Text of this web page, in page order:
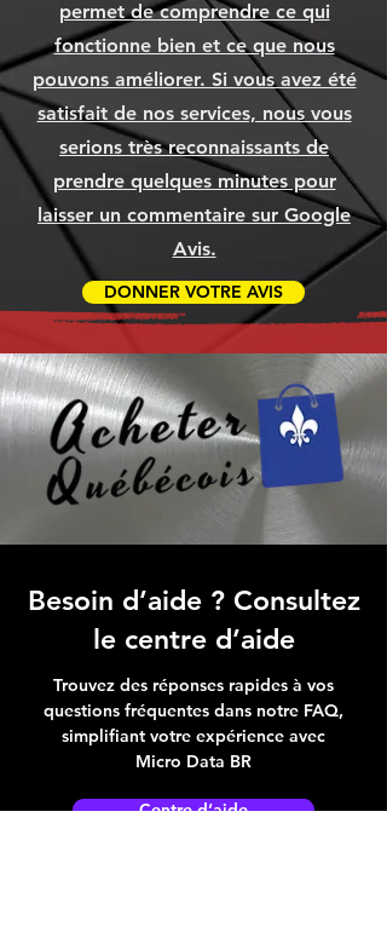
Ajouter au panier
Prix
69,99 $
Ajouter au panier
Prix
69,99 $
Ajouter au panier
Prix
69,99 $
Ajouter au panier
Prix
69,99 $
Ajouter au panier
[COMMANDE]
Prix
79,99 $
Ajouter au panier
[COMMANDE]
Prix
79,99 $
Ajouter au panier
Prix
79,99 $
Ajouter au panier
Prix
69,99 $
Ajouter au panier
WIN11
Prix
1 049,99 $
Ajouter au panier
Ajouter au panier
Ajouter au panier
permet de comprendre ce qui
fonctionne bien et ce que nous
pouvons améliorer. Si vous avez été
satisfait de nos services, nous vous
serions très reconnaissants de
prendre quelques minutes pour
laisser un commentaire sur Google
Avis.
DONNER VOTRE AVIS
Besoin d’aide ? Consultez
le centre d’aide
Trouvez des réponses rapides à vos
questions fréquentes dans notre FAQ,
simplifiant votre expérience avec
Micro Data BR
Centre d’aide